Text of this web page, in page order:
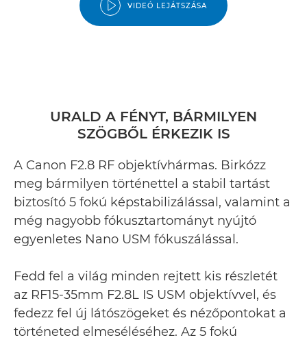
VIDEÓ LEJÁTSZÁSA
URALD A FÉNYT, BÁRMILYEN
SZÖGBŐL ÉRKEZIK IS
A Canon F2.8 RF objektívhármas. Birkózz
meg bármilyen történettel a stabil tartást
biztosító 5 fokú képstabilizálással, valamint a
még nagyobb fókusztartományt nyújtó
egyenletes Nano USM fókuszálással.
Fedd fel a világ minden rejtett kis részletét
az RF15-35mm F2.8L IS USM objektívvel, és
fedezz fel új látószögeket és nézőpontokat a
történeted elmeséléséhez. Az 5 fokú